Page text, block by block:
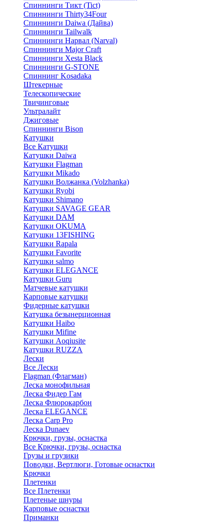
Спиннинги Тикт (Tict)
Спиннинги Thirty34Four
Спиннинги Daiwa (Дайва)
Спиннинги Tailwalk
Спиннинги Нарвал (Narval)
Спиннинги Major Craft
Спиннинги Xesta Black
Спиннинги G-STONE
Спиннинг Kosadaka
Штекерные
Телескопические
Твичинговые
Ультралайт
Джиговые
Спиннинги Bison
Катушки
Все Катушки
Катушки Daiwa
Катушки Flagman
Катушки Mikado
Катушки Волжанка (Volzhanka)
Катушки Ryobi
Катушки Shimano
Катушки SAVAGE GEAR
Катушки DAM
Катушки OKUMA
Катушки 13FISHING
Катушки Rapala
Катушки Favorite
Катушки salmo
Катушки ELEGANCE
Катушки Guru
Матчевые катушки
Карповые катушки
Фидерные катушки
Катушка безынерционная
Катушки Haibo
Катушки Mifine
Катушки Aoqiusite
Катушки RUZZA
Лески
Все Лески
Flagman (Флагман)
Леска монофильная
Леска Фидер Гам
Леска Флюрокарбон
Леска ELEGANCE
Леска Carp Pro
Леска Dunaev
Крючки, грузы, оснастка
Все Крючки, грузы, оснастка
Грузы и грузики
Поводки, Вертлюги, Готовые оснастки
Крючки
Плетенки
Все Плетенки
Плетеные шнуры
Карповые оснастки
Приманки